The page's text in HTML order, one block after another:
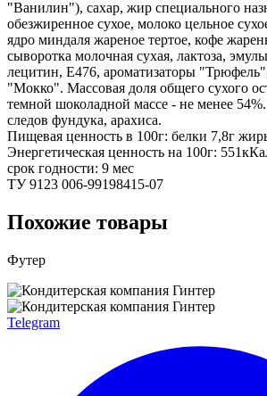
"Ванилин"), сахар, жир специального
обезжиренное сухое, молоко цельное
ядро миндаля жареное тертое, кофе
сыворотка молочная сухая, лактоза,
лецитин, Е476, ароматизаторы
"Мокко". Массовая доля общего сухого
темной шоколадной массе - не менее
следов фундука, арахиса.
Пищевая ценность в 100г: белки 7,8г
Энергетическая ценность на 100г:
срок годности: 9 мес
ТУ 9123 006-99198415-07
Похожие товары
Футер
Telegram